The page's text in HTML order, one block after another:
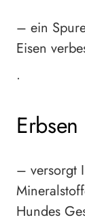
– ein
Eisen
•
– versorgt
Hundes